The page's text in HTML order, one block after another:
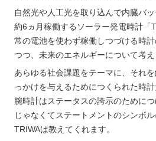
自然光や人工光を取り込んで内臓バ
約6ヵ月稼働するソーラー発電時計「
常の電池を使わず稼働しつづける時
つつ、未来のエネルギーについて考え
あらゆる社会課題をテーマに、それ
っかけを与えるためにつくられた時計
腕時計はステータスの誇示のために
じゃなくてステートメントのシンボ
TRIWAは教えてくれます。